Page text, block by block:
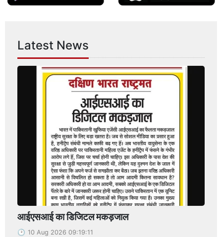
Latest News
आईएसआई का डिजिटल मकड़जाल
10 Aug 2026 09:19:11